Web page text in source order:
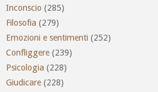
Inconscio (285)
Filosofia (279)
Emozioni e sentimenti (252)
Confliggere (239)
Psicologia (228)
Giudicare (228)